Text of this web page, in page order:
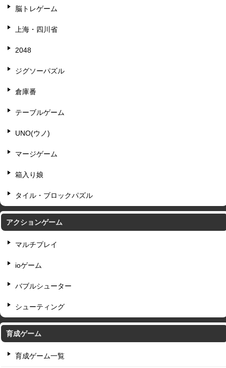
脳トレゲーム
上海・四川省
2048
ジグソーパズル
倉庫番
テーブルゲーム
UNO(ウノ)
マージゲーム
箱入り娘
タイル・ブロックパズル
アクションゲーム
マルチプレイ
ioゲーム
バブルシューター
シューティング
育成ゲーム
育成ゲーム一覧